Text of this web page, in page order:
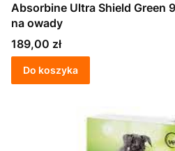
Absorbine Ultra Shield Green
na owady
Cena
189,00 zł
Do koszyka